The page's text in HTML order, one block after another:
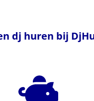
dj huren bij